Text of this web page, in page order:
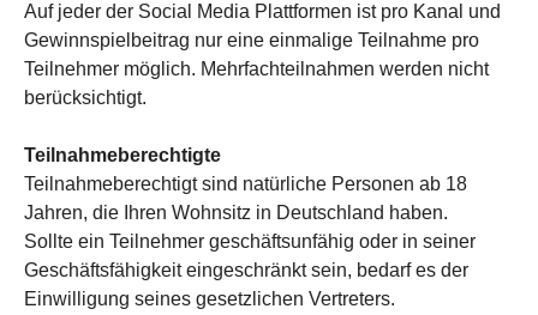
Auf jeder der Social Media Plattformen ist pro Kanal und
Gewinnspielbeitrag nur eine einmalige Teilnahme pro
Teilnehmer möglich. Mehrfachteilnahmen werden nicht
berücksichtigt.
Teilnahmeberechtigte
Teilnahmeberechtigt sind natürliche Personen ab 18
Jahren, die Ihren Wohnsitz in Deutschland haben.
Sollte ein Teilnehmer geschäftsunfähig oder in seiner
Geschäftsfähigkeit eingeschränkt sein, bedarf es der
Einwilligung seines gesetzlichen Vertreters.